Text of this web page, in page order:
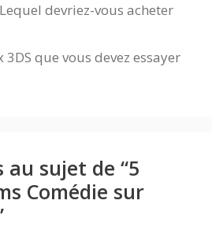
devriez-vous acheter
que vous devez essayer
au sujet de “5
Comédie sur